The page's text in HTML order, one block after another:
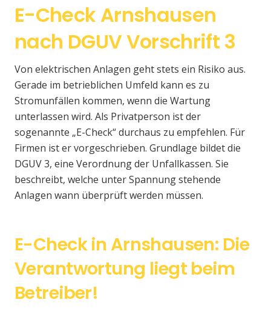
E-Check Arnshausen
nach DGUV Vorschrift 3
Von elektrischen Anlagen geht stets ein Risiko aus.
Gerade im betrieblichen Umfeld kann es zu
Stromunfällen kommen, wenn die Wartung
unterlassen wird. Als Privatperson ist der
sogenannte „E-Check“ durchaus zu empfehlen. Für
Firmen ist er vorgeschrieben. Grundlage bildet die
DGUV 3, eine Verordnung der Unfallkassen. Sie
beschreibt, welche unter Spannung stehende
Anlagen wann überprüft werden müssen.
E-Check in Arnshausen: Die
Verantwortung liegt beim
Betreiber!